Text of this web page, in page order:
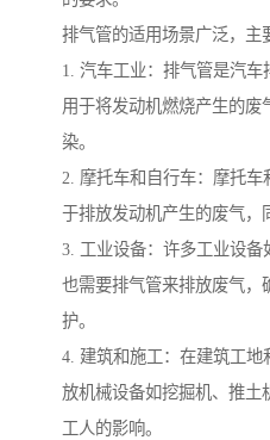
排气管的适用场景广泛，主
1. 汽车工业：排气管是汽车
用于将发动机燃烧产生的废
染。
2. 摩托车和自行车：摩托
于排放发动机产生的废气，
3. 工业设备：许多工业设
也需要排气管来排放废气，
护。
4. 建筑和施工：在建筑工
放机械设备如挖掘机、推土
工人的影响。